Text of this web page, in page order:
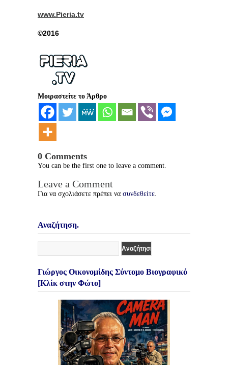
www.Pieria.tv
©2016
Μοιραστείτε το Άρθρο
0 Comments
You can be the first one to leave a comment.
Leave a Comment
Για να σχολιάσετε πρέπει να συνδεθείτε.
Αναζήτηση.
Γιώργος Οικονομίδης Σύντομο Βιογραφικό
[Κλίκ στην Φώτο]